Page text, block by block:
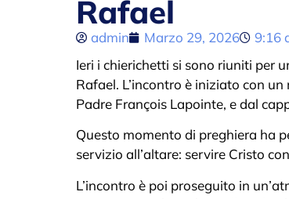
Rafael
admin Marzo 29, 2026
9:16
Ieri i chierichetti si sono riuniti per
Rafael. L’incontro è iniziato con
Padre François Lapointe, e dal
Questo momento di preghiera ha
servizio all’altare: servire Cristo
L’incontro è poi proseguito in